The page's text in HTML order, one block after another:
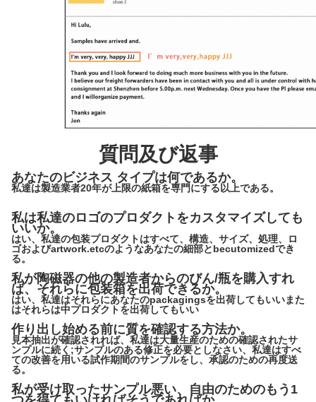
質問及び返事
あなたのビジネス タイプは何であるか。
私達は製造業者20年が上限の紙箱を専門にする以上である。
私は私達のロゴのプロダクトをカスタマイズしても
いいか。
はい、私達の包装プロダクトはすべて、構造、サイズ、処理、ロ
ゴおよびartwork.etcのようなあなたの細部とbecutomizedでき
る。
私が陶磁器の他の製造者からのびん/瓶を購入すれ
ば、それらに包装箱を出荷できるか。
はい、私達はそれらにあなたのpackagingsを出荷してもいいまた
はそれらは中プロダクトを出荷してもいい
作り出し始める前に質を確認する方法か。
見本抽出が確認されれば、私達は大量生産のための確認されたサ
ンプルに続く;サンプルのある修正を必要としなさい、私達はすべ
ての改善を用いる試作期間のサンプルをし、承認のための再度送
る。
私が受け取ったサンプル悪い、自由のためのもう1